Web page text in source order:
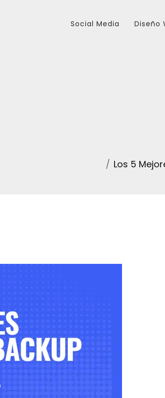
Social Media Diseño
Los 5